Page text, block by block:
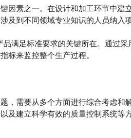
素之一。在设计和加工环节中建
及到不同领域专业知识的人员纳入
足标准要求的关键所在。通过采
标来监控整个生产过程。
，需要从多个方面进行综合考虑和
及建立科学有效的质量控制系统等